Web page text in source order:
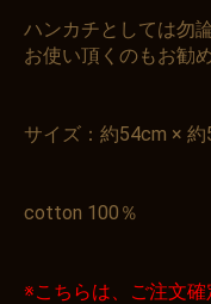
ハンカチとしては勿
お使い頂くのもお勧め
サイズ：約54cm × 約
cotton 100％
※こちらは、ご注文確